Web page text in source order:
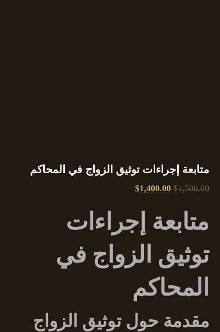
متابعة إجراءات توثيق الزواج في المحاكم
$1,500.00
$1,400.00
متابعة إجراءات
توثيق الزواج في
المحاكم
مقدمة حول توثيق الزواج